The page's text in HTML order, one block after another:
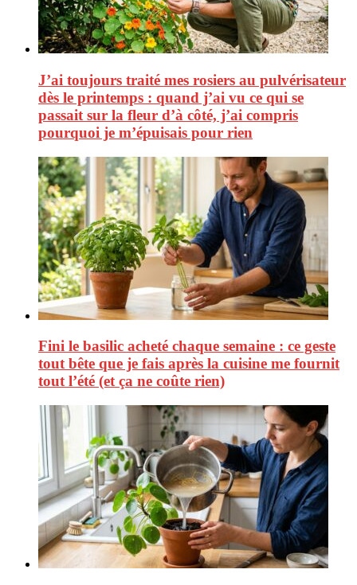
J’ai toujours traité mes rosiers au pulvérisateur
dès le printemps : quand j’ai vu ce qui se
passait sur la fleur d’à côté, j’ai compris
pourquoi je m’épuisais pour rien
Fini le basilic acheté chaque semaine : ce geste
tout bête que je fais après la cuisine me fournit
tout l’été (et ça ne coûte rien)